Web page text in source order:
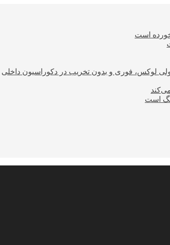
است
لوکس، فوری و بدون تخریب در دکوراسیون داخلی
است